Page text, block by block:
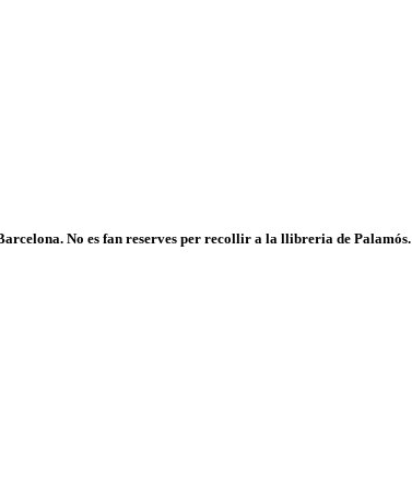
No es fan reserves per recollir a la llibreria de Palamós.